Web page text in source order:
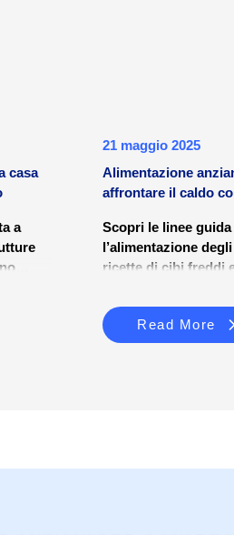
casa
a
tra le
21 maggio 2025
Alimentazione
affrontare il caldo
Scopri le linee guida
l’alimentazione
ricette di cibi freddi
Read More